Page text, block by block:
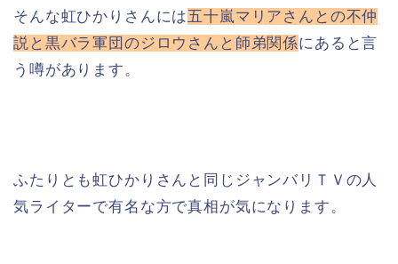
そんな虹ひかりさんには五十嵐マリアさんとの不仲
説と黒バラ軍団のジロウさんと師弟関係にあると言
う噂があります。
ふたりとも虹ひかりさんと同じジャンバリＴＶの人
気ライターで有名な方で真相が気になります。